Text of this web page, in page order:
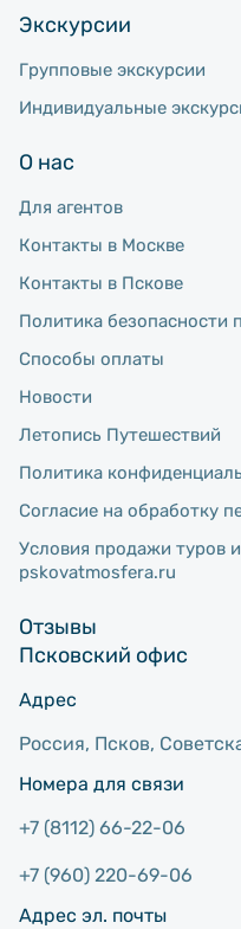
Экскурсии
Групповые экскурсии
Индивидуальные
О нас
Для агентов
Контакты в Москве
Контакты в Пскове
Политика безопасности
Способы оплаты
Новости
Летопись Путешествий
Политика
Согласие на обработку
Условия продажи туров
pskovatmosfera.ru
Отзывы
Псковский офис
Адрес
Россия, Псков,
Номера для связи
+7 (8112) 66-22-06
+7 (960) 220-69-06
Адрес эл. почты